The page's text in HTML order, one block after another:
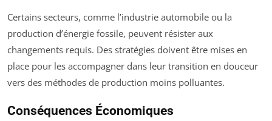
Certains secteurs, comme l’industrie automobile ou la
production d’énergie fossile, peuvent résister aux
changements requis. Des stratégies doivent être mises en
place pour les accompagner dans leur transition en douceur
vers des méthodes de production moins polluantes.
Conséquences Économiques